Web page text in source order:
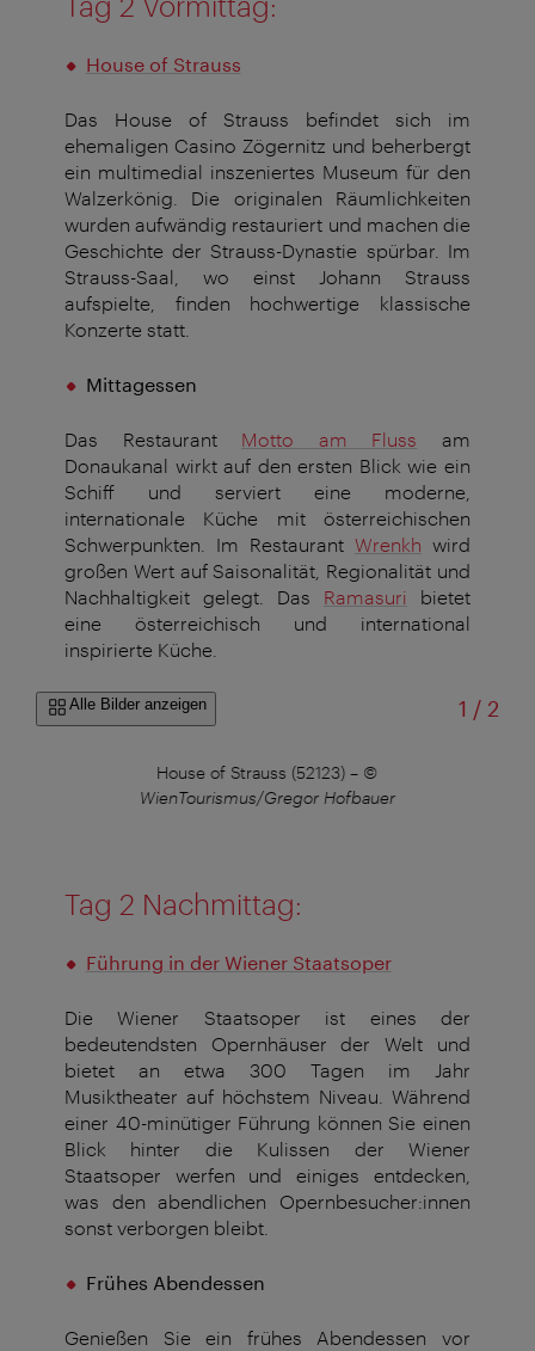
House of Strauss
Das House of Strauss befindet sich im
ehemaligen Casino Zögernitz und beherbergt
ein multimedial inszeniertes Museum für den
Walzerkönig. Die originalen Räumlichkeiten
wurden aufwändig restauriert und machen die
Geschichte der Strauss-Dynastie spürbar. Im
Strauss-Saal, wo einst Johann Strauss
aufspielte, finden hochwertige klassische
Konzerte statt.
Mittagessen
Das Restaurant Motto am Fluss am
Donaukanal wirkt auf den ersten Blick wie ein
Schiff und serviert eine moderne,
internationale Küche mit österreichischen
Schwerpunkten. Im Restaurant Wrenkh wird
großen Wert auf Saisonalität, Regionalität und
Nachhaltigkeit gelegt. Das Ramasuri
bietet
eine österreichisch und international
inspirierte Küche.
Alle Bilder anzeigen 1 /von
2
House of Strauss (52123) – ©
WienTourismus/Gregor Hofbauer
Tag 2 Nachmittag:
Führung in der Wiener Staatsoper
Die Wiener Staatsoper ist eines der
bedeutendsten Opernhäuser der Welt und
bietet an etwa 300 Tagen im Jahr
Musiktheater auf höchstem Niveau. Während
einer 40-minütiger Führung können Sie einen
Blick hinter die Kulissen der Wiener
Staatsoper werfen und einiges entdecken,
was den abendlichen Opernbesucher:innen
sonst verborgen bleibt.
Frühes Abendessen
Genießen Sie ein frühes Abendessen vor